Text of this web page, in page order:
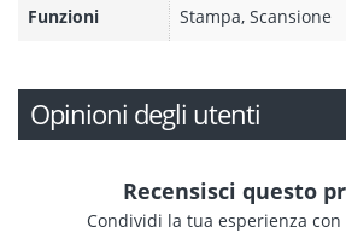
Funzioni Stampa, Scansione
Opinioni degli utenti
Recensisci questo
Condividi la tua esperienza